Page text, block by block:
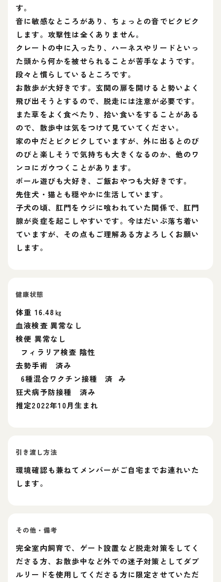
す。
音に敏感なところがあり、ちょっとの音でビクビク
します。攻撃性は全くありません。
クレートの中に入ったり、ハーネスやリードといっ
た頭から何かを被せられることが苦手なようです。
段々と慣らしているところです。
お散歩が大好きです。玄関の扉を開けると勢いよく
飛び出そうとするので、脱走には注意が必要です。
また草をよく食べたり、拾い食いをすることがある
ので、散歩中は気をつけて見ていてください。
家の中だとビクビクしていますが、外に出るとのび
のびと楽しそうで気持ちも大きくなるのか、他のワ
ンコにガウつくことがあります。
ボール遊びも大好き、ご飯おやつも大好きです。
先住犬・猫とも穏やかに生活しています。
子犬の頃、肛門をウジに喰われていた関係で、肛門
腺が炎症を起こしやすいです。今はだいぶ落ち着い
ていますが、その点もご理解ある方よろしくお願い
します。
健康状態
体重 16.48㎏
血液検査 異常なし
検便 異常なし
フィラリア検査 陰性
去勢手術 済み
6種混合ワクチン接種 済 み
狂犬病予防接種 済み
推定2022年10月生まれ
引き渡し方法
環境確認も兼ねてメンバーがご自宅までお連れいた
します。
その他・備考
完全室内飼育で、ゲート設置など脱走対策をしてく
ださる方、お散歩中など外での迷子対策としてダブ
ルリードを使用してくださる方に限定させていただ